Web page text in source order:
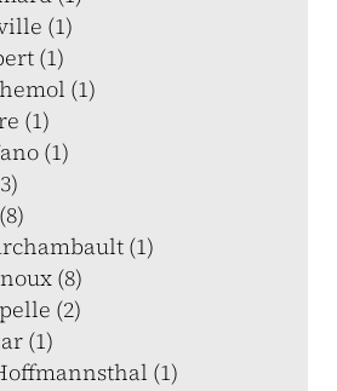
(1)
(1)
(1)
(1)
(1)
(1)
(8)
(2)
(1)
(1)